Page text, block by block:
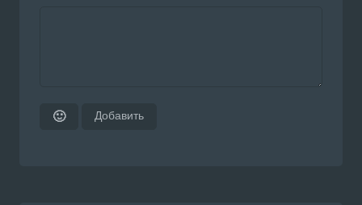
🙂 Добавить